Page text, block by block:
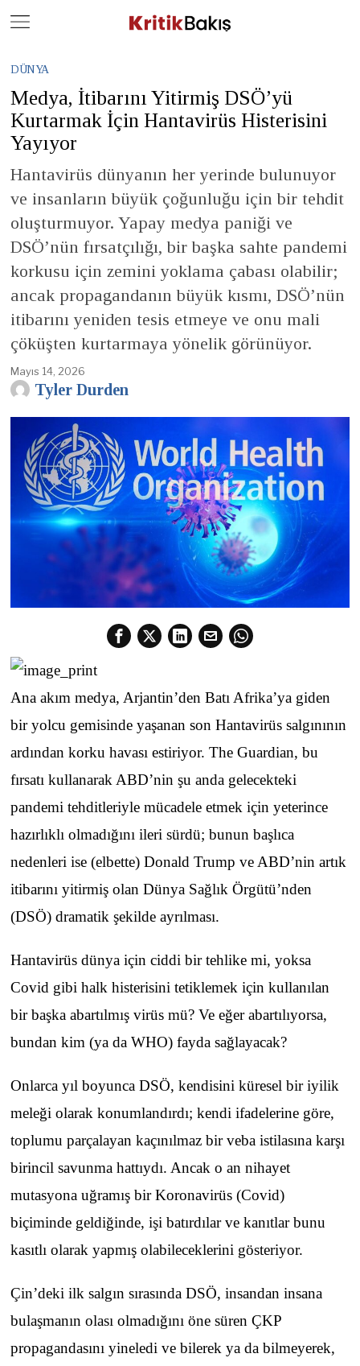
DÜNYA
Medya, İtibarını Yitirmiş DSÖ’yü
Kurtarmak İçin Hantavirüs Histerisini
Yayıyor
Hantavirüs dünyanın her yerinde bulunuyor
ve insanların büyük çoğunluğu için bir tehdit
oluşturmuyor. Yapay medya paniği ve
DSÖ’nün fırsatçılığı, bir başka sahte pandemi
korkusu için zemini yoklama çabası olabilir;
ancak propagandanın büyük kısmı, DSÖ’nün
itibarını yeniden tesis etmeye ve onu mali
çöküşten kurtarmaya yönelik görünüyor.
Mayıs 14, 2026
Tyler Durden
Ana akım medya, Arjantin’den Batı Afrika’ya giden
bir yolcu gemisinde yaşanan son Hantavirüs salgınının
ardından korku havası estiriyor. The Guardian, bu
fırsatı kullanarak ABD’nin şu anda gelecekteki
pandemi tehditleriyle mücadele etmek için yeterince
hazırlıklı olmadığını ileri sürdü; bunun başlıca
nedenleri ise (elbette) Donald Trump ve ABD’nin artık
itibarını yitirmiş olan Dünya Sağlık Örgütü’nden
(DSÖ) dramatik şekilde ayrılması.
Hantavirüs dünya için ciddi bir tehlike mi, yoksa
Covid gibi halk histerisini tetiklemek için kullanılan
bir başka abartılmış virüs mü? Ve eğer abartılıyorsa,
bundan kim (ya da WHO) fayda sağlayacak?
Onlarca yıl boyunca DSÖ, kendisini küresel bir iyilik
meleği olarak konumlandırdı; kendi ifadelerine göre,
toplumu parçalayan kaçınılmaz bir veba istilasına karşı
birincil savunma hattıydı. Ancak o an nihayet
mutasyona uğramış bir Koronavirüs (Covid)
biçiminde geldiğinde, işi batırdılar ve kanıtlar bunu
kasıtlı olarak yapmış olabileceklerini gösteriyor.
Çin’deki ilk salgın sırasında DSÖ, insandan insana
bulaşmanın olası olmadığını öne süren ÇKP
propagandasını yineledi ve bilerek ya da bilmeyerek,